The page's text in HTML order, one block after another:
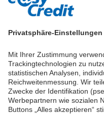
Privatsphäre-Einstellungen
Mit Ihrer Zustimmung
Trackingtechnologien zu
statistischen Analysen,
Reichweitenmessung. Wir
Zwecke der Identifikation
Werbepartnern wie sozialen
Buttons „Alles akzeptieren“